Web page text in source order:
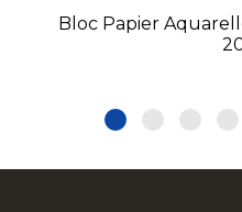
Bloc Papier